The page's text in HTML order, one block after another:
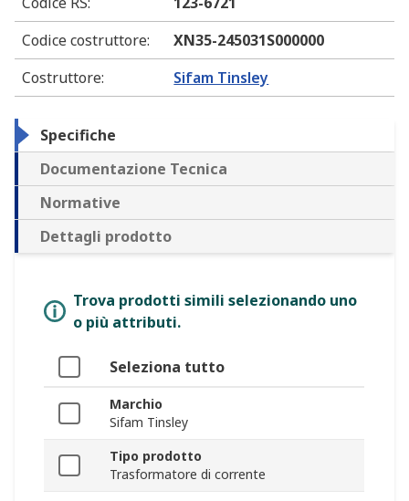
Codice costruttore:
XN35-245031S000000
Costruttore: Sifam Tinsley
Specifiche
Documentazione Tecnica
Normative
Dettagli prodotto
Trova prodotti simili selezionando uno
o più attributi.
Seleziona tutto
Marchio
Sifam Tinsley
Tipo prodotto
Trasformatore di corrente